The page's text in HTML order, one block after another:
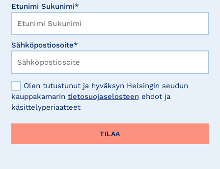
Etunimi Sukunimi*
Sähköpostiosoite*
Olen tutustunut ja hyväksyn Helsingin seudun
kauppakamarin tietosuojaselosteen ehdot ja
käsittelyperiaatteet